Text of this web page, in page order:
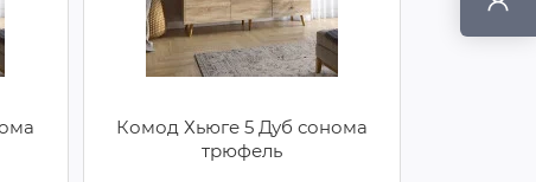
Комод Хьюге 5 Дуб сонома
трюфель